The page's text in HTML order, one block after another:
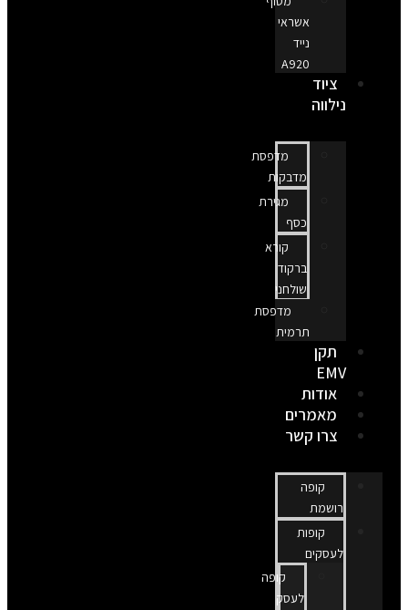
אשראי
נייד
A920
ציוד
נילווה
מדפסת
מדבקות
מגירת
כסף
קורא
ברקוד
שולחני
מדפסת
תרמית
תקן
EMV
אודות
מאמרים
צרו קשר
קופה
רושמת
קופות
לעסקים
קופה
לעסק